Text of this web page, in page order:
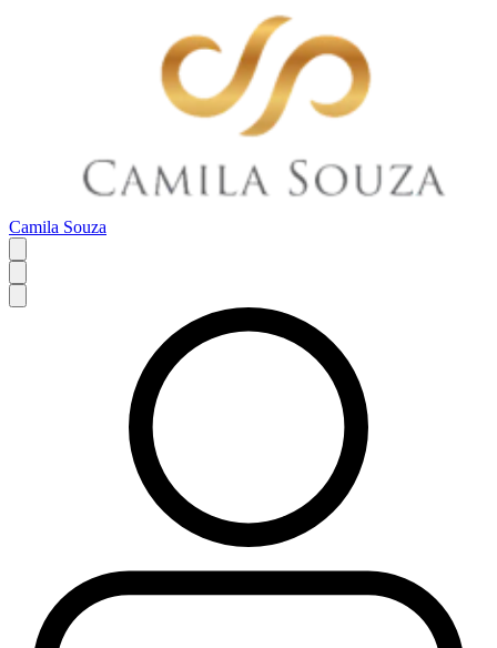
Camila Souza